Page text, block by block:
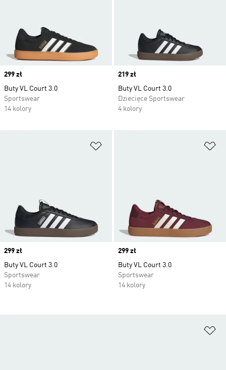
Price
299 zł
Buty VL Court 3.0
Sportswear
14 kolory
Price
219 zł
Buty VL Court 3.0
Dziecięce Sportswear
4 kolory
Price
299 zł
Buty VL Court 3.0
Sportswear
14 kolory
Price
299 zł
Buty VL Court 3.0
Sportswear
14 kolory